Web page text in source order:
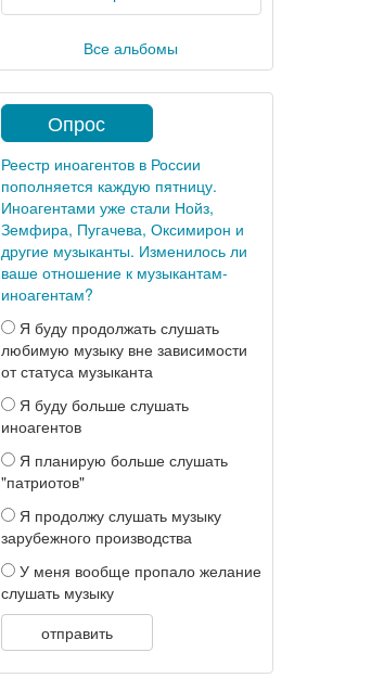
Все альбомы
Опрос
Реестр иноагентов в России
пополняется каждую пятницу.
Иноагентами уже стали Нойз,
Земфира, Пугачева, Оксимирон и
другие музыканты. Изменилось ли
ваше отношение к музыкантам-
иноагентам?
Я буду продолжать слушать
любимую музыку вне зависимости
от статуса музыканта
Я буду больше слушать
иноагентов
Я планирую больше слушать
"патриотов"
Я продолжу слушать музыку
зарубежного производства
У меня вообще пропало желание
слушать музыку
отправить